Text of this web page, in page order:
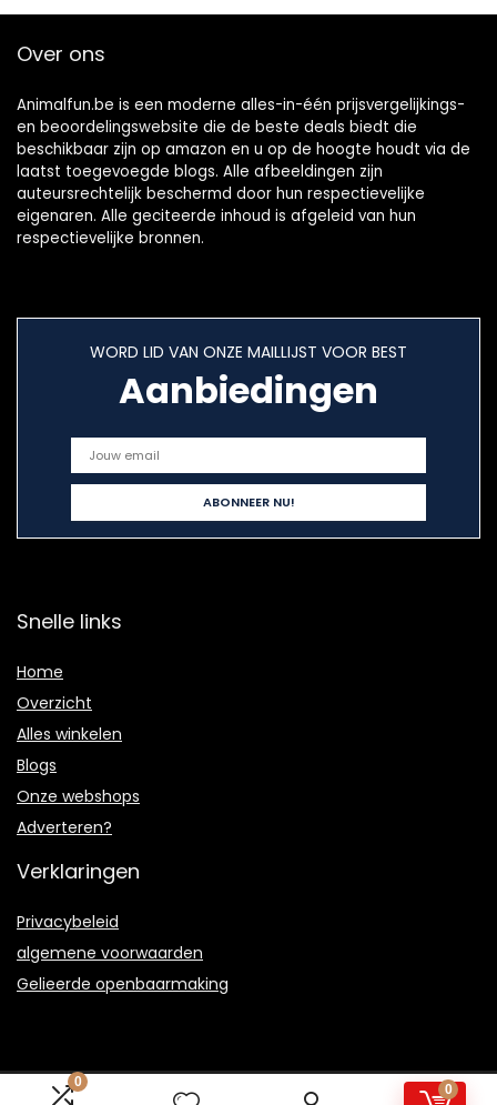
0
0
Over ons
Animalfun.be is een moderne alles-in-één prijsvergelijkings-
en beoordelingswebsite die de beste deals biedt die
beschikbaar zijn op amazon en u op de hoogte houdt via de
laatst toegevoegde blogs. Alle afbeeldingen zijn
auteursrechtelijk beschermd door hun respectievelijke
eigenaren. Alle geciteerde inhoud is afgeleid van hun
respectievelijke bronnen.
WORD LID VAN ONZE MAILLIJST VOOR BEST
Aanbiedingen
Snelle links
Home
Overzicht
Alles winkelen
Blogs
Onze webshops
Adverteren?
Verklaringen
Privacybeleid
algemene voorwaarden
Gelieerde openbaarmaking